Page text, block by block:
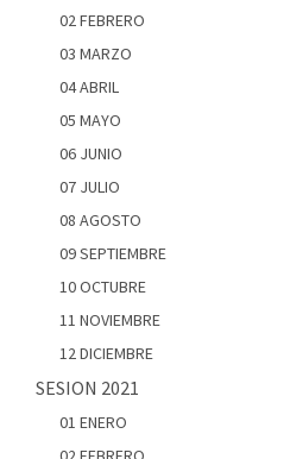
02 FEBRERO
03 MARZO
04 ABRIL
05 MAYO
06 JUNIO
07 JULIO
08 AGOSTO
09 SEPTIEMBRE
10 OCTUBRE
11 NOVIEMBRE
12 DICIEMBRE
SESION 2021
01 ENERO